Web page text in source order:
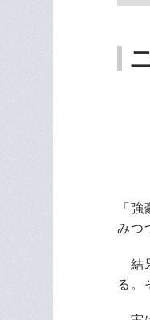
「
みつ
結
る。